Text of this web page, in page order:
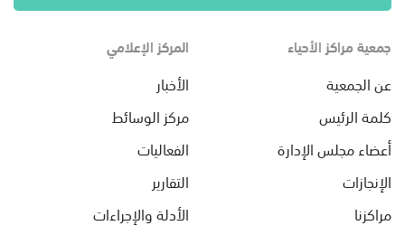
جمعية مراكز الأحياء
عن الجمعية
كلمة الرئيس
أعضاء مجلس الإدارة
الإنجازات
مراكزنا
المركز الإعلامي
الأخبار
مركز الوسائط
الفعاليات
التقارير
الأدلة والإجراءات